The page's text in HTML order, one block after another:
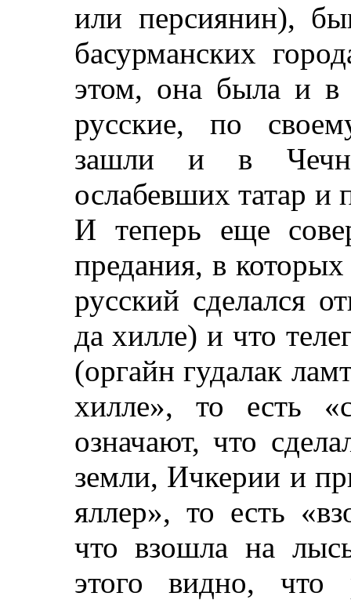
или персиянин),
басурманских
этом, она была и в
русские, по
зашли и в
ослабевших татар и
И теперь еще
предания, в
русский сделался
да хилле) и что
(оргайн гудалак
хилле», то есть
означают, что
земли, Ичкерии и
яллер», то есть
что взошла на
этого видно, что